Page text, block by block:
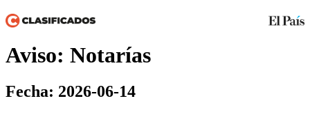
Aviso: Notarías
Fecha: 2026-06-14